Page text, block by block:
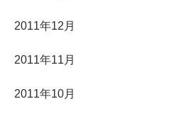
2011年12月
2011年11月
2011年10月